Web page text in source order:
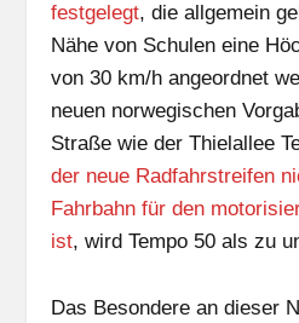
festgelegt, die allgemein
Nähe von Schulen eine
von 30 km/h angeordnet
neuen norwegischen
Straße wie der Thielallee
der neue Radfahrstreifen
Fahrbahn für den
ist, wird Tempo 50 als zu
Das Besondere an dieser